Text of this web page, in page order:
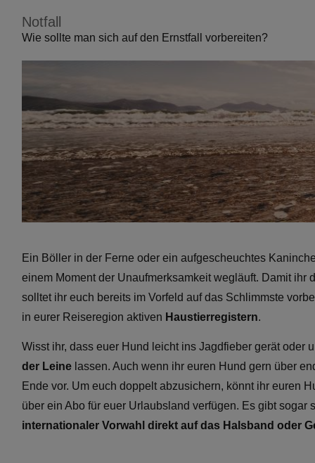
Notfall
Wie sollte man sich auf den Ernstfall vorbereiten?
Ein Böller in der Ferne oder ein aufgescheuchtes
einem Moment der Unaufmerksamkeit wegläuft. Damit
solltet ihr euch bereits im Vorfeld auf das Schlimmste
in eurer Reiseregion aktiven Haustierregistern.
Wisst ihr, dass euer Hund leicht ins Jagdfieber gerät
der Leine lassen. Auch wenn ihr euren Hund gern über
Ende vor. Um euch doppelt abzusichern, könnt ihr euren
über ein Abo für euer Urlaubsland verfügen. Es gibt
internationaler Vorwahl direkt auf das Halsband oder